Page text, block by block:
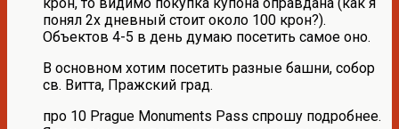
понял 2х дневный стоит около 100 крон?).
Объектов 4-5 в день думаю посетить самое оно.
В основном хотим посетить разные башни, собор
св. Витта, Пражский град.
про 10 Prague Monuments Pass спрошу подробнее.